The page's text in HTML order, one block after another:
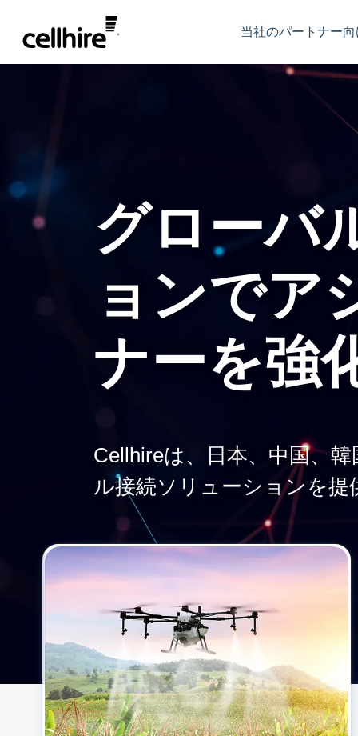
当社のパートナー
グローバ
ョンでア
ナーを強
Cellhireは、日本、中国、
ル接続ソリューションを